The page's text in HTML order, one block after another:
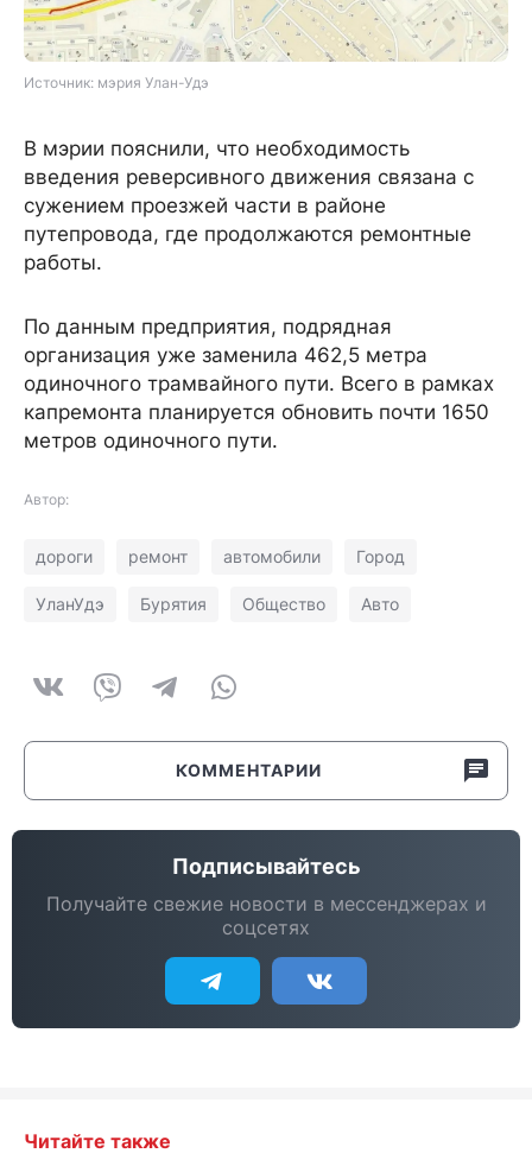
Источник: мэрия Улан-Удэ
В мэрии пояснили, что необходимость
введения реверсивного движения связана с
сужением проезжей части в районе
путепровода, где продолжаются ремонтные
работы.
По данным предприятия, подрядная
организация уже заменила 462,5 метра
одиночного трамвайного пути. Всего в рамках
капремонта планируется обновить почти 1650
метров одиночного пути.
Автор:
дороги ремонт автомобили Город
УланУдэ Бурятия Общество Авто
КОММЕНТАРИИ
Подписывайтесь
Получайте свежие новости в мессенджерах и
соцсетях
Читайте также